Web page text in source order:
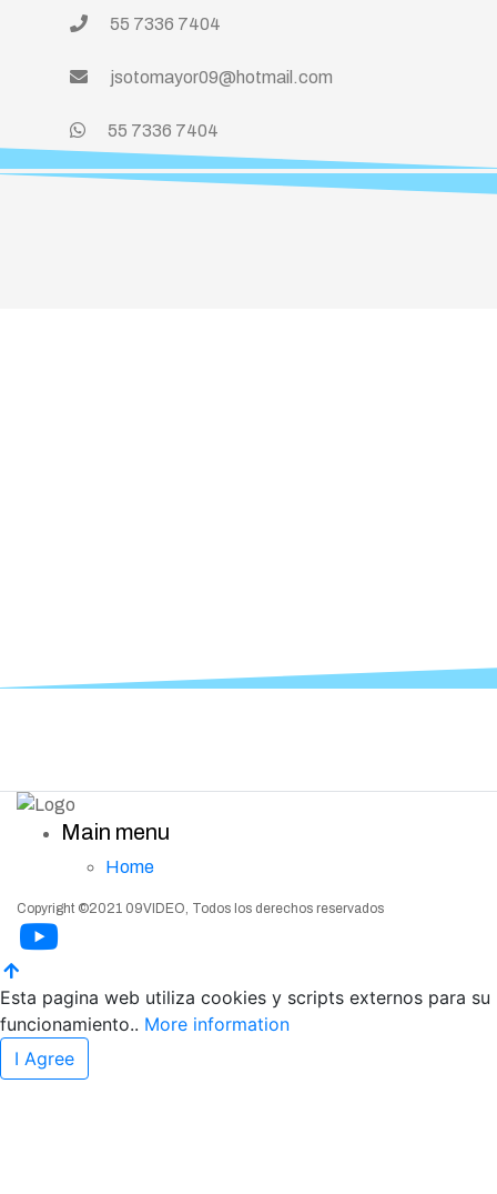
55 7336 7404
jsotomayor09@hotmail.com
55 7336 7404
Main menu
Home
Copyright ©2021 09VIDEO, Todos los derechos reservados
Esta pagina web utiliza cookies y scripts externos para su
funcionamiento.. More information
I Agree